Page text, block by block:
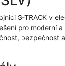
S-TRACK v
pro moderní
bezpečnost